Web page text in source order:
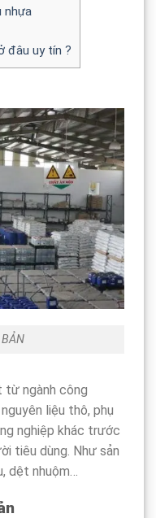
nhựa
đâu uy tín ?
từ ngành công
liệu thô, phụ
nghiệp khác trước
tiêu dùng. Như sản
dệt nhuộm…